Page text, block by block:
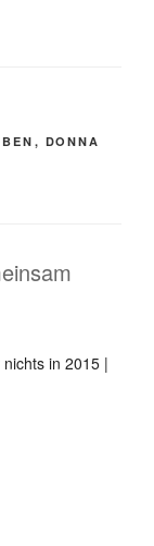
, DONNA
in 2015 |